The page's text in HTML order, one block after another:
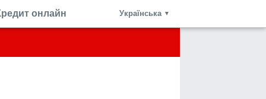
онлайн Українська ▼